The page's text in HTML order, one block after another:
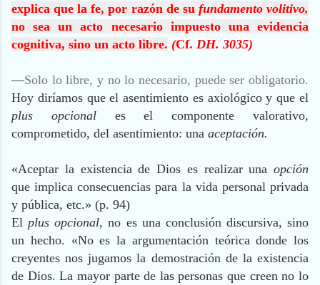
explica que la fe, por razón de su fundamento volitivo,
no sea un acto necesario impuesto una evidencia
cognitiva, sino un acto libre. (Cf. DH. 3035)
—Solo lo libre, y no lo necesario, puede ser obligatorio.
Hoy diríamos que el asentimiento es axiológico y que el
plus opcional es el componente valorativo,
comprometido, del asentimiento: una aceptación.
«Aceptar la existencia de Dios es realizar una opción
que implica consecuencias para la vida personal privada
y pública, etc.» (p. 94)
El plus opcional,no es una conclusión discursiva, sino
un hecho. «No es la argumentación teórica donde los
creyentes nos jugamos la demostración de la existencia
de Dios. La mayor parte de las personas que creen no lo